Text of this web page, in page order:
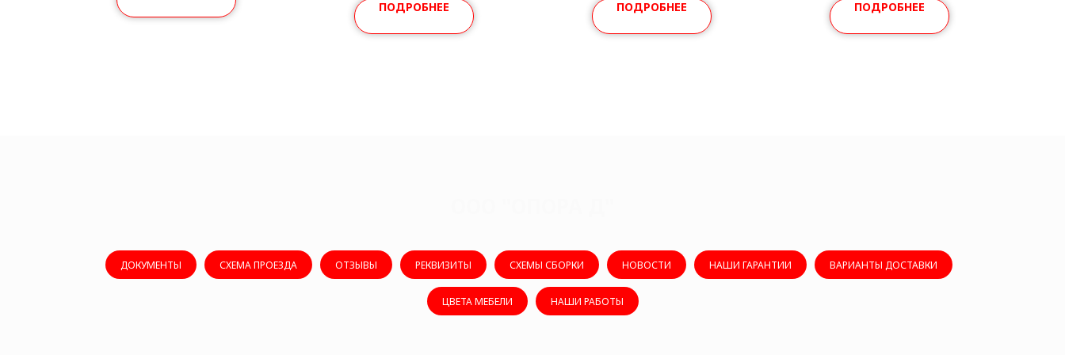
ПОДРОБНЕЕ ПОДРОБНЕЕ ПОДРОБНЕЕ
ДОКУМЕНТЫ СХЕМА ПРОЕЗДА ОТЗЫВЫ РЕКВИЗИТЫ СХЕМЫ СБОРКИ НОВОСТИ НАШИ ГАРАНТИИ ВАРИАНТЫ ДОСТАВКИ
ЦВЕТА МЕБЕЛИ НАШИ РАБОТЫ